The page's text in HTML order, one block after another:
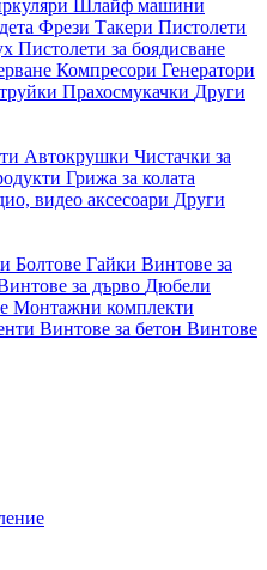
Шлайф машини
Фрези Такери Пистолети
Пистолети за боядисване
Компресори Генератори
Прахосмукачки Други
Автокрушки Чистачки за
Грижа за колата
видео аксесоари Други
Болтове Гайки Винтове за
за дърво Дюбели
Монтажни комплекти
Винтове за бетон Винтове